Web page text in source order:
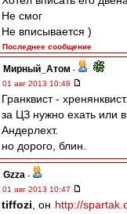
Не смог
Не вписывается )
Последнее сообщение
Мирный_Атом -
01 авг 2013 10:48
Гранквист - хренянквист.
за ЦЗ нужно ехать или
Андерлехт.
но дорого, блин.
Gzza -
01 авг 2013 10:47
tiffozi , он http://